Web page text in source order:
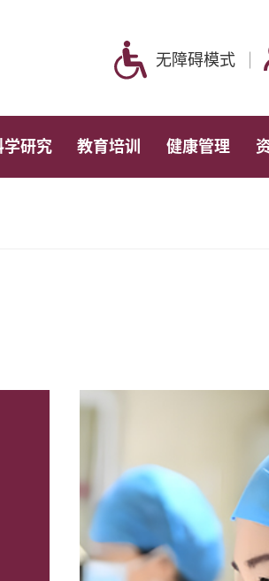
无障碍模式
学研究 教育培训 健康管理